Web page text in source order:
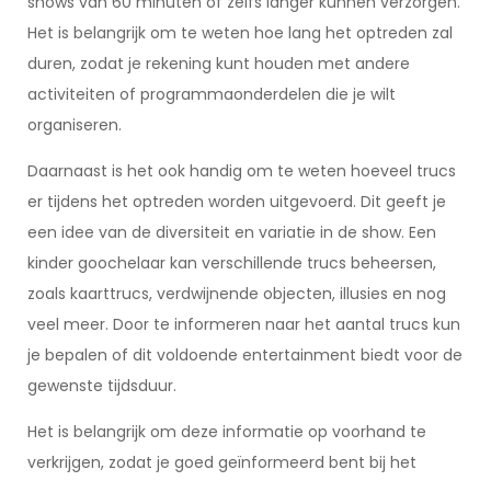
Het is belangrijk om te weten hoe lang het optreden zal
duren, zodat je rekening kunt houden met andere
activiteiten of programmaonderdelen die je wilt
organiseren.
Daarnaast is het ook handig om te weten hoeveel trucs
er tijdens het optreden worden uitgevoerd. Dit geeft je
een idee van de diversiteit en variatie in de show. Een
kinder goochelaar kan verschillende trucs beheersen,
zoals kaarttrucs, verdwijnende objecten, illusies en nog
veel meer. Door te informeren naar het aantal trucs kun
je bepalen of dit voldoende entertainment biedt voor de
gewenste tijdsduur.
Het is belangrijk om deze informatie op voorhand te
verkrijgen, zodat je goed geïnformeerd bent bij het